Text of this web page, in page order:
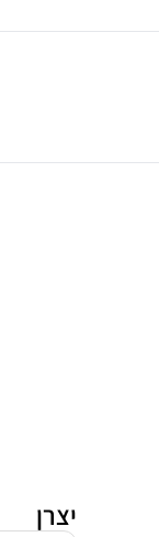
יצרן